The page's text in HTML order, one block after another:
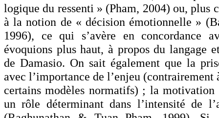
logique du ressenti » (Pham, 2004) ou, plus
à la notion de « décision émotionnelle »
1996), ce qui s’avère en concordance
évoquions plus haut, à propos du langage
de Damasio. On sait également que la
avec l’importance de l’enjeu (contrairement
certains modèles normatifs) ; la motivation
un rôle déterminant dans l’intensité de